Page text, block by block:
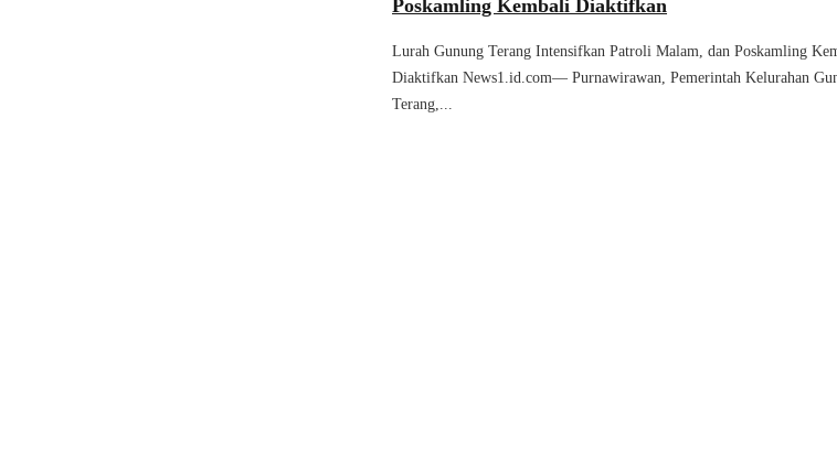
Poskamling Kembali Diaktifkan
Lurah Gunung Terang Intensifkan Patroli Malam, dan Poskamling
Diaktifkan News1.id.com— Purnawirawan, Pemerintah Kelurahan
Terang,...